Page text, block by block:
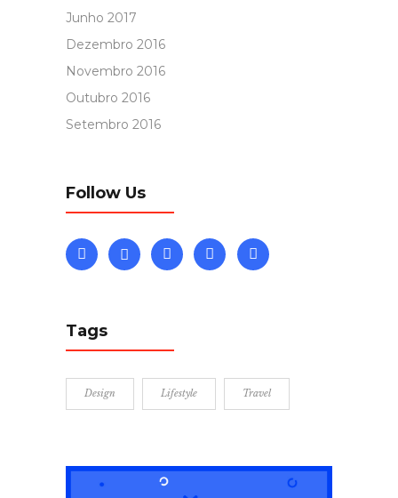
Junho 2017
Dezembro 2016
Novembro 2016
Outubro 2016
Setembro 2016
Follow Us
Tags
Design Lifestyle Travel